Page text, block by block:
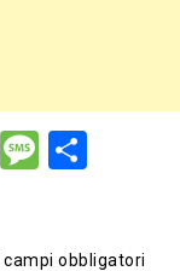
WhatsApp
I campi obbligatori